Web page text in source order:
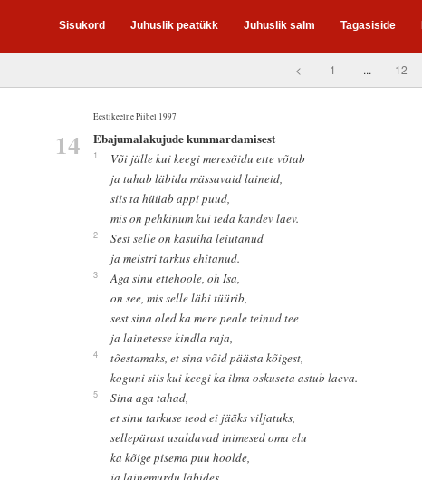
Sisukord Juhuslik peatükk Juhuslik salm Tagasiside
< 1 ... 12
Eestikeelne Piibel 1997
14 Ebajumalakujude kummardamisest
1
Või jälle kui keegi meresõidu ette võtab
ja tahab läbida mässavaid laineid,
siis ta hüüab appi puud,
mis on pehkinum kui teda kandev laev.
2
Sest selle on kasuiha leiutanud
ja meistri tarkus ehitanud.
3
Aga sinu ettehoole, oh Isa,
on see, mis selle läbi tüürib,
sest sina oled ka mere peale teinud tee
ja lainetesse kindla raja,
4
tõestamaks, et sina võid päästa kõigest,
koguni siis kui keegi ka ilma oskuseta astub laeva.
5
Sina aga tahad,
et sinu tarkuse teod ei jääks viljatuks,
sellepärast usaldavad inimesed oma elu
ka kõige pisema puu hoolde,